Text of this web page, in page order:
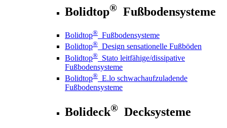
Bolidtop® Fußbodensysteme
Bolidtop® Fußbodensysteme
Bolidtop® Design sensationelle Fußböden
Bolidtop® Stato leitfähige/dissipative
Fußbodensysteme
Bolidtop® E.lo schwachaufzuladende
Fußbodensysteme
Bolideck® Decksysteme